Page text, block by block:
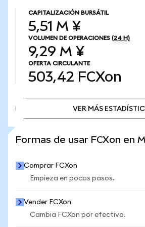
CAPITALIZACIÓN BURSÁTIL
5,51 M ¥
VOLUMEN DE OPERACIONES (24 H)
9,29 M ¥
OFERTA CIRCULANTE
503,42 FCXon
VER MÁS
Formas de usar FCXon en
Comprar FCXon
Empieza en pocos pasos.
Vender FCXon
Cambia FCXon por efectivo.